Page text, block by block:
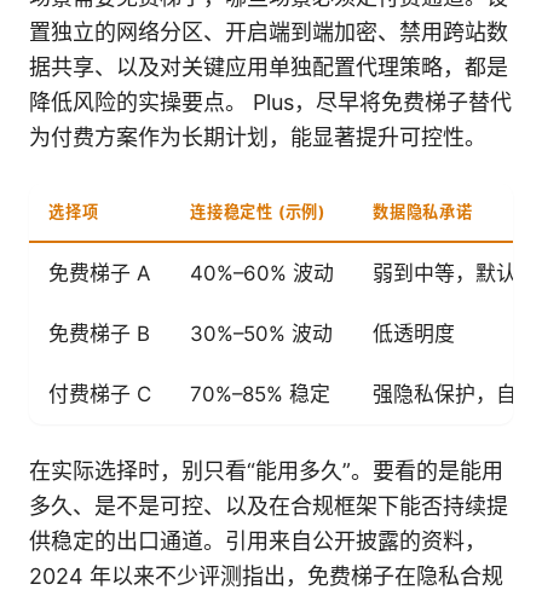
置独立的网络分区、开启端到端加密、禁用跨站数
据共享、以及对关键应用单独配置代理策略，都是
降低风险的实操要点。 Plus，尽早将免费梯子替代
为付费方案作为长期计划，能显著提升可控性。
选择项 连接稳定性 (示例) 数据隐私承诺
免费梯子 A 40%–60% 波动 弱到中等，默认授
免费梯子 B 30%–50% 波动 低透明度
付费梯子 C 70%–85% 稳定 强隐私保护，自
在实际选择时，别只看“能用多久”。要看的是能用
多久、是不是可控、以及在合规框架下能否持续提
供稳定的出口通道。引用来自公开披露的资料，
2024 年以来不少评测指出，免费梯子在隐私合规